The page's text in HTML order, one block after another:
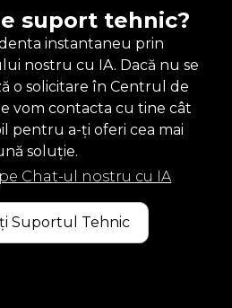
suport tehnic?
instantaneu prin
nostru cu IA. Dacă nu se
o solicitare în Centrul de
vom contacta cu tine cât
pentru a-ți oferi cea mai
soluție.
Chat-ul nostru cu IA
Suportul Tehnic